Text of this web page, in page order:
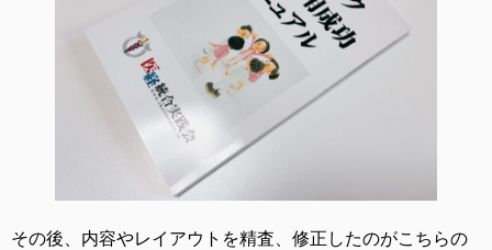
その後、内容やレイアウトを精査、修正したのがこちらの